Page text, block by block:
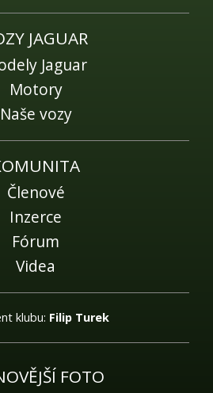
JAGUAR
Jaguar
Motory
Naše vozy
Členové
Inzerce
Fórum
Videa
klubu: Filip Turek
FOTO